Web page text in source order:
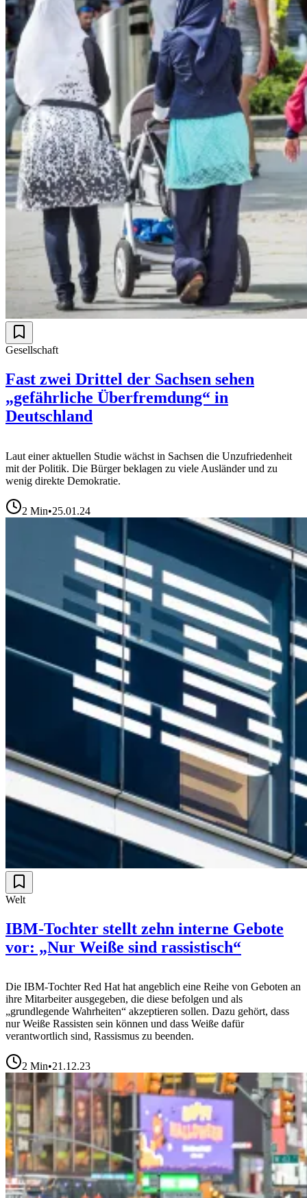
Gesellschaft
Fast zwei Drittel der Sachsen sehen
„gefährliche Überfremdung“ in
Deutschland
Laut einer aktuellen Studie wächst in Sachsen die Unzufriedenheit
mit der Politik. Die Bürger beklagen zu viele Ausländer und zu
wenig direkte Demokratie.
2 Min•25.01.24
Welt
IBM-Tochter stellt zehn interne Gebote
vor: „Nur Weiße sind rassistisch“
Die IBM-Tochter Red Hat hat angeblich eine Reihe von Geboten an
ihre Mitarbeiter ausgegeben, die diese befolgen und als
„grundlegende Wahrheiten“ akzeptieren sollen. Dazu gehört, dass
nur Weiße Rassisten sein können und dass Weiße dafür
verantwortlich sind, Rassismus zu beenden.
2 Min•21.12.23